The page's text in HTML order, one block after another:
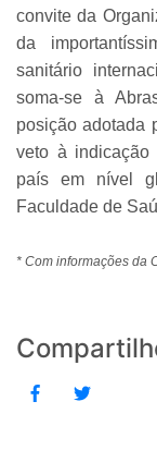
convite da
da
sanitário
soma-se à
posição adotada
veto à indicação
país em nível
Faculdade de
* Com informações da